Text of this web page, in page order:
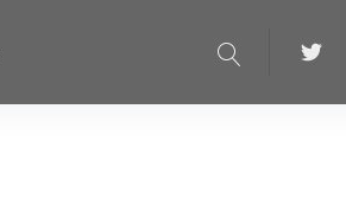
Suche Twitter